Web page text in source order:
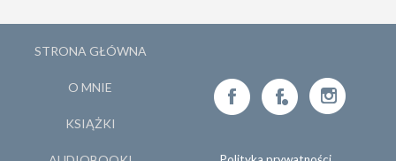
STRONA GŁÓWNA
O MNIE
KSIĄŻKI